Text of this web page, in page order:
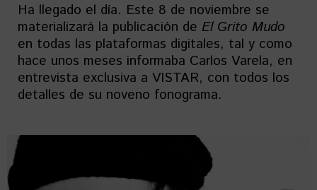
Ha llegado el día. Este 8 de noviembre se
materializará la publicación de El Grito Mudo
en todas las plataformas digitales, tal y como
hace unos meses informaba Carlos Varela, en
entrevista exclusiva a VISTAR, con todos los
detalles de su noveno fonograma.